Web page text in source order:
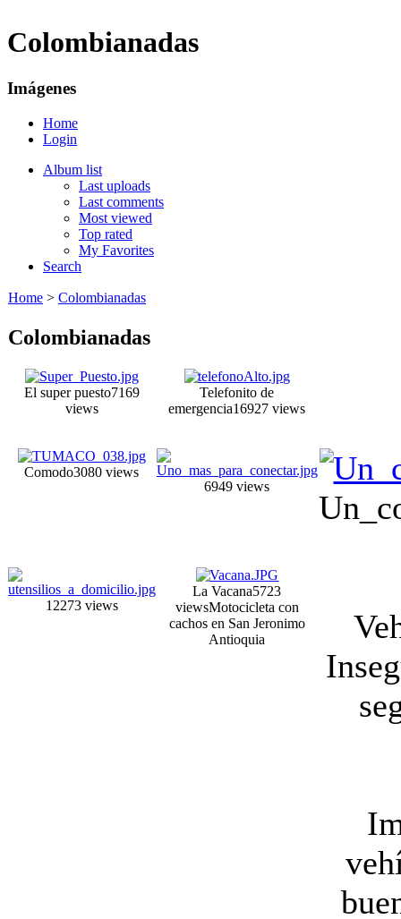
Colombianadas
Imágenes
Home
Login
Album list
Last uploads
Last comments
Most viewed
Top rated
My Favorites
Search
Home > Colombianadas
Colombianadas
El super puesto7169
views
Telefonito de
emergencia16927 views
Comodo3080 views
6949 views
12273 views
La Vacana5723
viewsMotocicleta con
cachos en San Jeronimo
Antioquia